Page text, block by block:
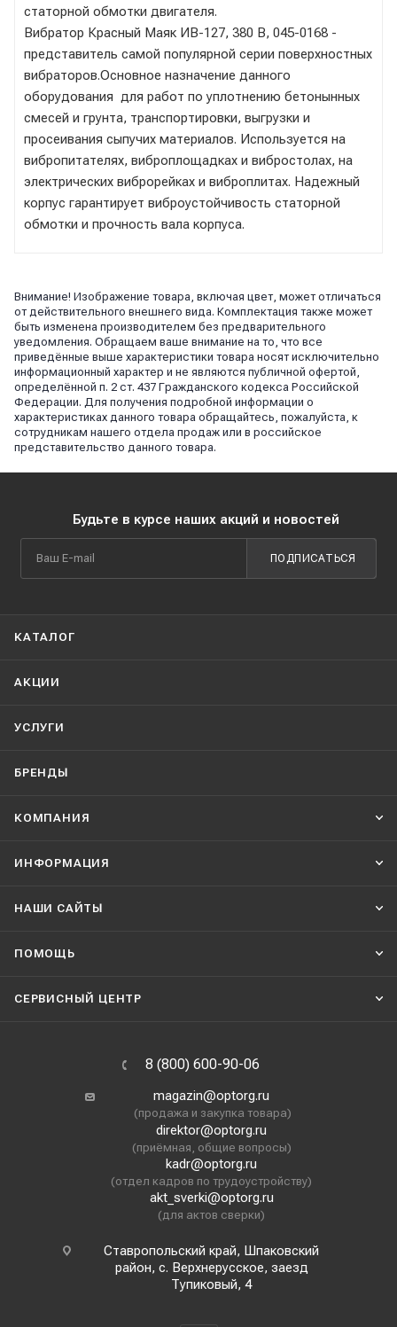
статорной обмотки двигателя.
Вибратор Красный Маяк ИВ-127, 380 В, 045-0168 -
представитель самой популярной серии поверхностных
вибраторов.Основное назначение данного
оборудования для работ по уплотнению бетонынных
смесей и грунта, транспортировки, выгрузки и
просеивания сыпучих материалов. Используется на
вибропитателях, виброплощадках и вибростолах, на
электрических виброрейках и виброплитах. Надежный
корпус гарантирует виброустойчивость статорной
обмотки и прочность вала корпуса.
Внимание! Изображение товара, включая цвет, может отличаться
от действительного внешнего вида. Комплектация также может
быть изменена производителем без предварительного
уведомления. Обращаем ваше внимание на то, что все
приведённые выше характеристики товара носят исключительно
информационный характер и не являются публичной офертой,
определённой п. 2 ст. 437 Гражданского кодекса Российской
Федерации. Для получения подробной информации о
характеристиках данного товара обращайтесь, пожалуйста, к
сотрудникам нашего отдела продаж или в российское
представительство данного товара.
Будьте в курсе наших акций и новостей
ПОДПИСАТЬСЯ
КАТАЛОГ
АКЦИИ
УСЛУГИ
БРЕНДЫ
КОМПАНИЯ
ИНФОРМАЦИЯ
НАШИ CАЙТЫ
ПОМОЩЬ
СЕРВИСНЫЙ ЦЕНТР
8 (800) 600-90-06
magazin@optorg.ru
(продажа и закупка товара)
direktor@optorg.ru
(приёмная, общие вопросы)
kadr@optorg.ru
(отдел кадров по трудоустройству)
akt_sverki@optorg.ru
(для актов сверки)
Ставропольский край, Шпаковский
район, с. Верхнерусское, заезд
Тупиковый, 4